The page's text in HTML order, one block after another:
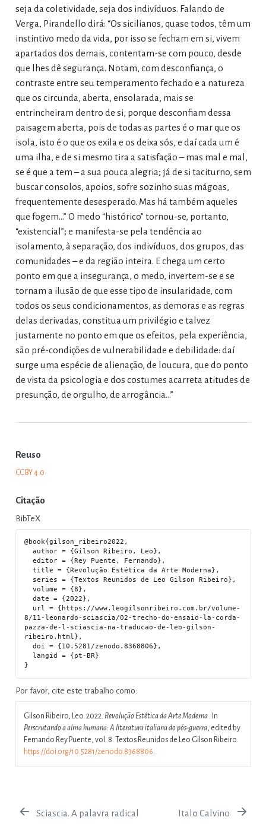
seja da coletividade, seja dos indivíduos. Falando de
Verga, Pirandello dirá: “Os sicilianos, quase todos, têm um
instintivo medo da vida, por isso se fecham em si, vivem
apartados dos demais, contentam-se com pouco, desde
que lhes dê segurança. Notam, com desconfiança, o
contraste entre seu temperamento fechado e a natureza
que os circunda, aberta, ensolarada, mais se
entrincheiram dentro de si, porque desconfiam dessa
paisagem aberta, pois de todas as partes é o mar que os
isola, isto é o que os exila e os deixa sós, e daí cada um é
uma ilha, e de si mesmo tira a satisfação – mas mal e mal,
se é que a tem – a sua pouca alegria; já de si taciturno, sem
buscar consolos, apoios, sofre sozinho suas mágoas,
frequentemente desesperado. Mas há também aqueles
que fogem…” O medo “histórico” tornou-se, portanto,
“existencial”; e manifesta-se pela tendência ao
isolamento, à separação, dos indivíduos, dos grupos, das
comunidades – e da região inteira. E chega um certo
ponto em que a insegurança, o medo, invertem-se e se
tornam a ilusão de que esse tipo de insularidade, com
todos os seus condicionamentos, as demoras e as regras
delas derivadas, constitua um privilégio e talvez
justamente no ponto em que os efeitos, pela experiência,
são pré-condições de vulnerabilidade e debilidade: daí
surge uma espécie de alienação, de loucura, que do ponto
de vista da psicologia e dos costumes acarreta atitudes de
presunção, de orgulho, de arrogância…”
Reuso
CC BY 4.0
Citação
BibTeX
@book{gilson_ribeiro2022,
  author = {Gilson Ribeiro, Leo},
  editor = {Rey Puente, Fernando},
  title = {Revolução Estética da Arte Moderna},
  volume = {8},
  date = {2022},
8/11-leonardo-sciascia/02-trecho-do-ensaio-la-corda-
pazza-de-l-sciascia-na-traducao-de-leo-gilson-
ribeiro.html},
  doi = {10.5281/zenodo.8368806},
  langid = {pt-BR}
Por favor, cite este trabalho como:
Gilson Ribeiro, Leo. 2022. Revolução Estética da Arte Moderna . In
Perscrutando a alma humana: A literatura italiana do pós-guerra, edited by
Fernando Rey Puente, vol. 8. Textos Reunidos de Leo Gilson Ribeiro.
https://doi.org/10.5281/zenodo.8368806.
Sciascia. A palavra radical Italo Calvino